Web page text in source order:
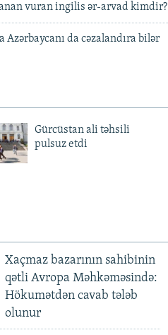
vuran ingilis ər-arvad kimdir?
Azərbaycanı da cəzalandıra bilər
Gürcüstan ali təhsili
pulsuz etdi
Xaçmaz bazarının sahibinin
qətli Avropa Məhkəməsində:
Hökumətdən cavab tələb
olunur